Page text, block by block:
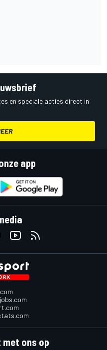
en speciale acties direct in
app
ons op